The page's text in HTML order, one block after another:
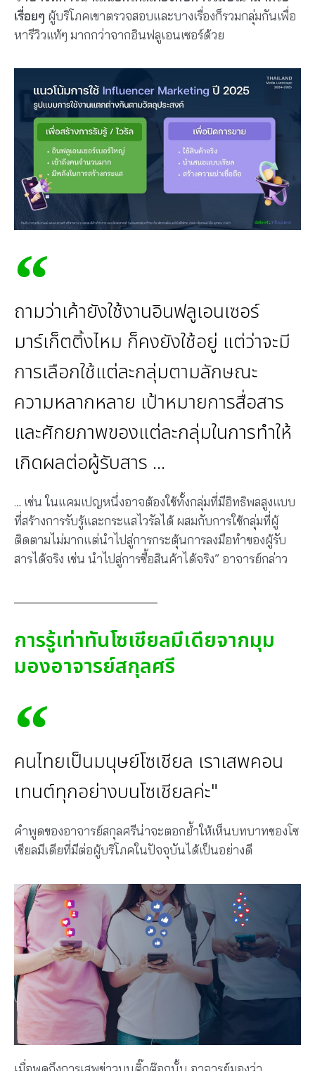
เรื่อยๆ ผู้บริโภคเขาตรวจสอบและบางเรื่องก็รวมกลุ่มกันเพื่อ
หารีวิวแท้ๆ มากกว่าจากอินฟลูเอนเซอร์ด้วย
ถามว่าเค้ายังใช้งานอินฟลูเอนเซอร์
มาร์เก็ตติ้งไหม ก็คงยังใช้อยู่ แต่ว่าจะมี
การเลือกใช้แต่ละกลุ่มตามลักษณะ
ความหลากหลาย เป้าหมายการสื่อสาร
และศักยภาพของแต่ละกลุ่มในการทำให้
เกิดผลต่อผู้รับสาร ...
… เช่น ในแคมเปญหนึ่งอาจต้องใช้ทั้งกลุ่มที่มีอิทธิพลสูงแบบ
ที่สร้างการรับรู้และกระแสไวรัลได้ ผสมกับการใช้กลุ่มที่ผู้
ติดตามไม่มากแต่นำไปสู่การกระตุ้นการลงมือทำของผู้รับ
สารได้จริง เช่น นำไปสู่การซื้อสินค้าได้จริง” อาจารย์กล่าว
การรู้เท่าทันโซเชียลมีเดียจากมุม
มองอาจารย์สกุลศรี
คนไทยเป็นมนุษย์โซเชียล เราเสพคอน
เทนต์ทุกอย่างบนโซเชียลค่ะ"
คำพูดของอาจารย์สกุลศรีน่าจะตอกย้ำให้เห็นบทบาทของโซ
เชียลมีเดียที่มีต่อผู้บริโภคในปัจจุบันได้เป็นอย่างดี